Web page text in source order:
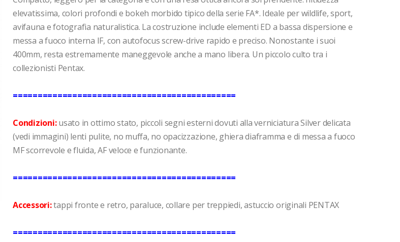
elevatissima, colori profondi e bokeh morbido tipico della serie FA*. Ideale per wildlife, sport,
avifauna e fotografia naturalistica. La costruzione include elementi ED a bassa dispersione e
messa a fuoco interna IF, con autofocus screw-drive rapido e preciso. Nonostante i suoi
400mm, resta estremamente maneggevole anche a mano libera. Un piccolo culto tra i
collezionisti Pentax.
=============================================
Condizioni:usato in ottimo stato, piccoli segni esterni dovuti alla verniciatura Silver delicata
(vedi immagini) lenti pulite, no muffa, no opacizzazione, ghiera diaframma e di messa a fuoco
MF scorrevole e fluida, AF veloce e funzionante.
=============================================
Accessori:tappi fronte e retro, paraluce, collare per treppiedi, astuccio originali PENTAX
=============================================